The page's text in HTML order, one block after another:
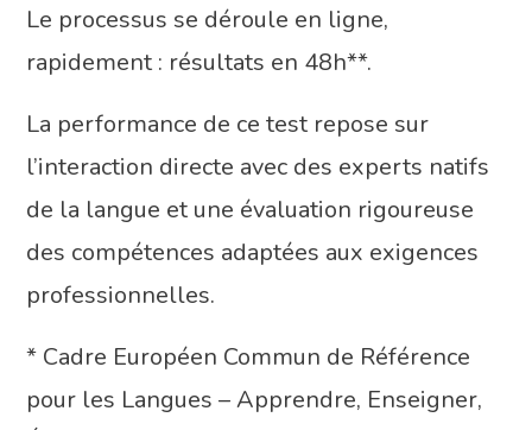
Le processus se déroule en ligne,
rapidement : résultats en 48h**.
La performance de ce test repose sur
l’interaction directe avec des experts natifs
de la langue et une évaluation rigoureuse
des compétences adaptées aux exigences
professionnelles.
* Cadre Européen Commun de Référence
pour les Langues – Apprendre, Enseigner,